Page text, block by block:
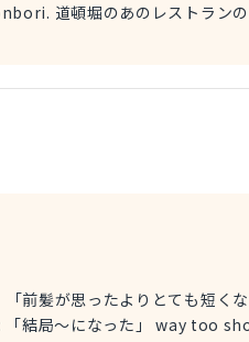
道頓堀のあのレストランの
ド使えない。
結局〜になった」 way too